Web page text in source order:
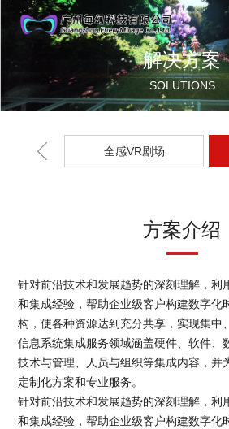
页
解
解决方案
SOLUTIONS
全感VR剧场
方案介绍
针对前沿技术和发展趋势的深刻理解，利
和集成经验，帮助企业级客户构建数字化
构，使各种资源达到充分共享，实现集中
信息系统集成服务领域涵盖硬件、软件、
技术与管理、人员与组织等集成内容，并
定制化方案和专业服务。
针对前沿技术和发展趋势的深刻理解，利
和集成经验，帮助企业级客户构建数字化